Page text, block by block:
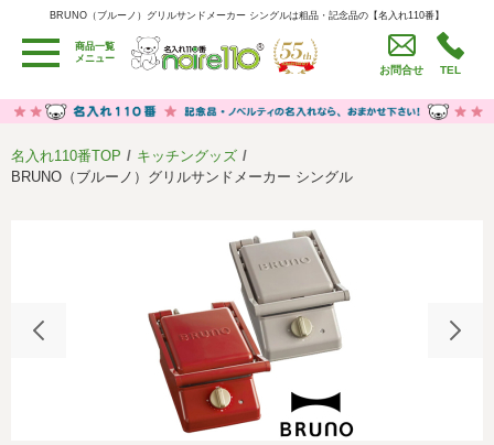
BRUNO（ブルーノ）グリルサンドメーカー シングルは粗品・記念品の【名入れ110番】
BRUNO（ブルーノ）グリルサンドメーカー シングルは粗品・記念品の【名入れ110番】
商品一覧
メニュー
お問合せ TEL
用途別カテゴリ
卒園・卒業記念品
労働組合・設立記念・周年記念
うちわ・扇子・ファン
イベント・パーティーグッズ
セール品グッズ
名入れについて
社会貢献活動 特定商取引法に基づく表記
著作権と推奨環境について プライバシーポリシー
名入れ110番TOP
キッチングッズ
BRUNO（ブルーノ）グリルサンドメーカー シングル